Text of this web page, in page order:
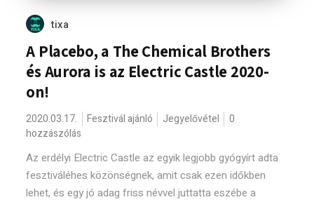
tixa
A Placebo, a The Chemical Brothers
és Aurora is az Electric Castle 2020-
on!
2020.03.17. Fesztivál ajánló Jegyelővétel
0
hozzászólás
Az erdélyi Electric Castle az egyik legjobb gyógyírt adta
fesztiváléhes közönségnek, amit csak ezen időkben
lehet, és egy jó adag friss névvel juttatta eszébe a